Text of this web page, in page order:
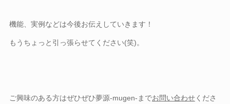
機能、実例などは今後お伝えしていきます！
もうちょっと引っ張らせてください(笑)。
ご興味のある方はぜひぜひ夢源-mugen-までお問い合わせくださ